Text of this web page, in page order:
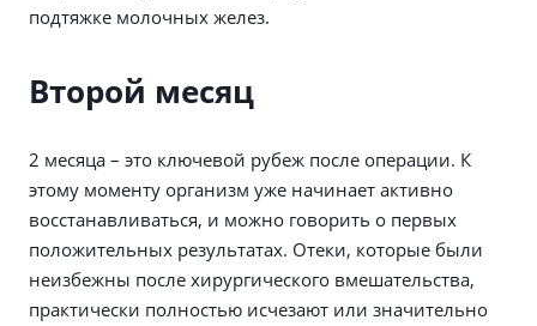
подтяжке молочных желез.
Второй месяц
2 месяца – это ключевой рубеж после операции. К
этому моменту организм уже начинает активно
восстанавливаться, и можно говорить о первых
положительных результатах. Отеки, которые были
неизбежны после хирургического вмешательства,
практически полностью исчезают или значительно